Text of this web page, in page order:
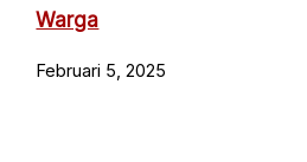
Warga
Februari 5, 2025